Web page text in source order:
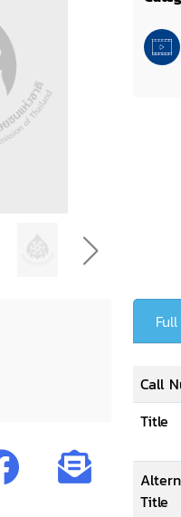
Call
Title
Title